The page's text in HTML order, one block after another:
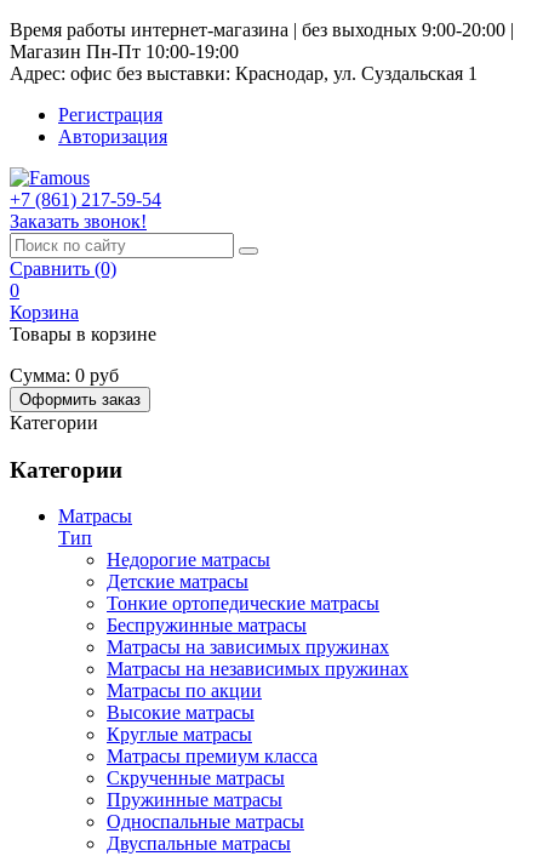
Время работы интернет-магазина | без выходных 9:00-20:00 |
Магазин Пн-Пт 10:00-19:00
Адрес: офис без выставки: Краснодар, ул. Суздальская 1
Регистрация
Авторизация
+7 (861) 217-59-54
Заказать звонок!
Сравнить (0)
0
Корзина
Товары в корзине
Сумма: 0 руб
Оформить заказ
Категории
Категории
Матрасы
Тип
Недорогие матрасы
Детские матрасы
Тонкие ортопедические матрасы
Беспружинные матрасы
Матрасы на зависимых пружинах
Матрасы на независимых пружинах
Матрасы по акции
Высокие матрасы
Круглые матрасы
Матрасы премиум класса
Скрученные матрасы
Пружинные матрасы
Односпальные матрасы
Двуспальные матрасы